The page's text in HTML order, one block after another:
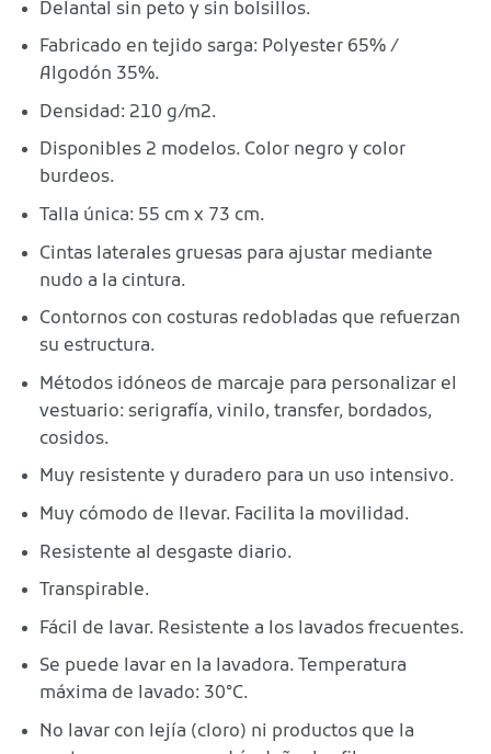
Delantal sin peto y sin bolsillos.
Fabricado en tejido sarga: Polyester 65% /
Algodón 35%.
Densidad: 210 g/m2.
Disponibles 2 modelos. Color negro y color
burdeos.
Talla única: 55 cm x 73 cm.
Cintas laterales gruesas para ajustar mediante
nudo a la cintura.
Contornos con costuras redobladas que refuerzan
su estructura.
Métodos idóneos de marcaje para personalizar el
vestuario: serigrafía, vinilo, transfer, bordados,
cosidos.
Muy resistente y duradero para un uso intensivo.
Muy cómodo de llevar. Facilita la movilidad.
Resistente al desgaste diario.
Transpirable.
Fácil de lavar. Resistente a los lavados frecuentes.
Se puede lavar en la lavadora. Temperatura
máxima de lavado: 30°C.
No lavar con lejía (cloro) ni productos que la